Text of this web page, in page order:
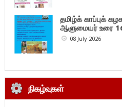
தமிழ்க் காப்புக்
ஆளுமையர் உரை
08 July 2026
நிகழ்வுகள்